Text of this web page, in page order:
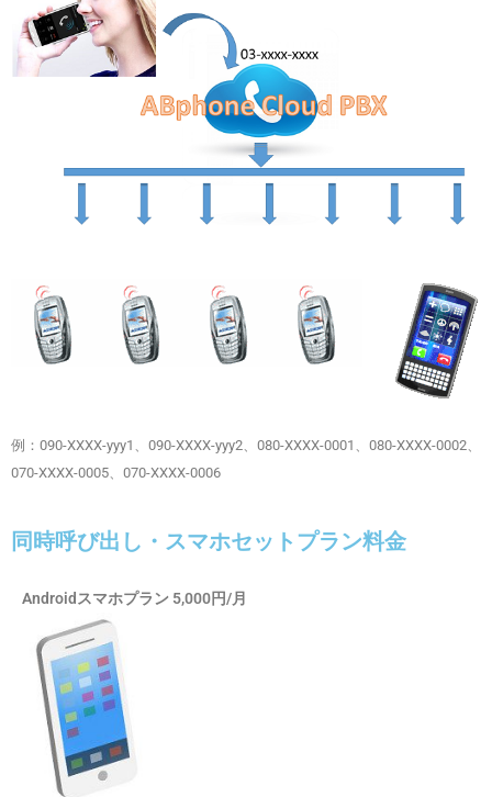
例：090-XXXX-yyy1、090-XXXX-yyy2、080-XXXX-0001、080-XXXX-0002、
070-XXXX-0005、070-XXXX-0006
同時呼び出し・スマホセットプラン料金
Androidスマホプラン 5,000円/月